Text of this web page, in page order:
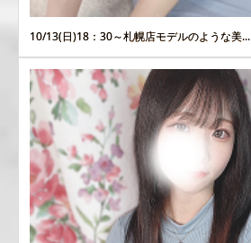
10/13(日)18：30～札幌店モデルのような美...